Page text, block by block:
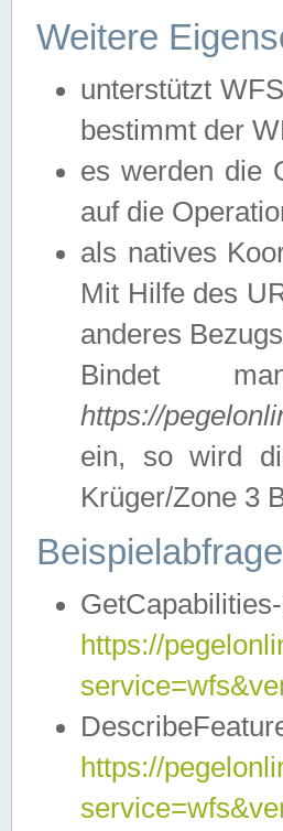
Weitere
unterstützt
bestimmt der
es werden die
auf die
als natives
Mit Hilfe des
anderes
Bindet
https://
ein, so wird
Krüger/Zone 3
https://
https://